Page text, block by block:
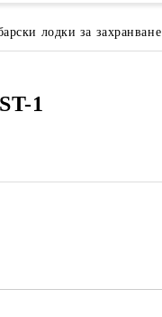
лодки за захранване
1